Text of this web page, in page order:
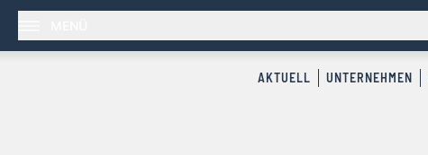
AKTUELL UNTERNEHMEN